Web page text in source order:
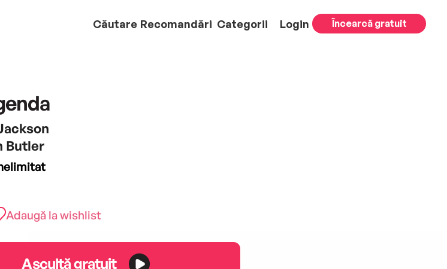
Căutare Recomandări Categorii Login Încearcă gratuit
Butler
Adaugă la wishlist
Ascultă gratuit